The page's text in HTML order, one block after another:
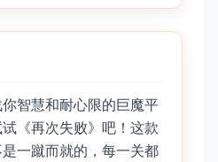
智慧和耐心限的巨魔平
《再次失败》吧！这款
一蹴而就的，每一关都